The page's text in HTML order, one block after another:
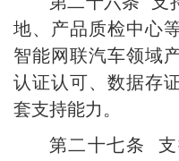
地、产品质检中心
智能网联汽车领域
认证认可、数据存
套支持能力。
第二十七条 支